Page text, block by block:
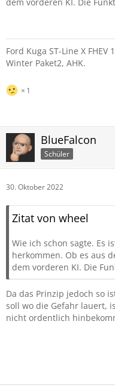
Ford Kuga ST-Line X
Winter Paket2, AHK.
1
BlueFalcon
Schüler
30. Oktober 2022
Zitat von wheel
Wie ich schon sagte. Es
herkommen. Ob es aus
dem vorderen KI. Die
Da das Prinzip jedoch so
soll wo die Gefahr lauert,
nicht ordentlich